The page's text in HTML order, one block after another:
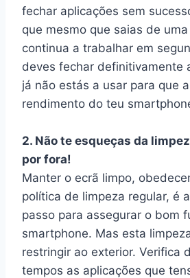
fechar aplicações sem
que mesmo que saias de
continua a trabalhar em
deves fechar definitivamente
já não estás a usar para que
rendimento do teu
2. Não te esqueças da
por fora!
Manter o ecrã limpo,
política de limpeza regular, é
passo para assegurar o bom
smartphone. Mas esta
restringir ao exterior. Verifica
tempos as aplicações que